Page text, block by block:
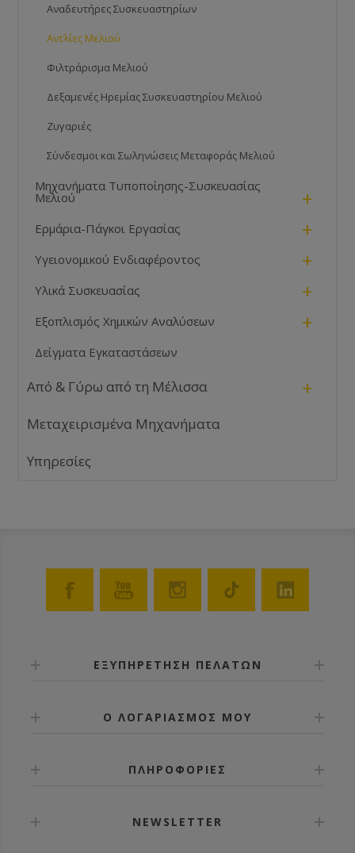
Αναδευτήρες Συσκευαστηρίων
Αντλίες Μελιού
Φιλτράρισμα Μελιού
Δεξαμενές Ηρεμίας Συσκευαστηρίου Μελιού
Ζυγαριές
Σύνδεσμοι και Σωληνώσεις Μεταφοράς Μελιού
Μηχανήματα Τυποποίησης-Συσκευασίας
Μελιού +
Ερμάρια-Πάγκοι Εργασίας +
Υγειονομικού Ενδιαφέροντος +
Υλικά Συσκευασίας +
Εξοπλισμός Χημικών Αναλύσεων +
Δείγματα Εγκαταστάσεων
Από & Γύρω από τη Μέλισσα +
Μεταχειρισμένα Μηχανήματα
Υπηρεσίες
ΕΞΥΠΗΡΕΤΗΣΗ ΠΕΛΑΤΩΝ
Ο ΛΟΓΑΡΙΑΣΜΟΣ ΜΟΥ
ΠΛΗΡΟΦΟΡΙΕΣ
NEWSLETTER